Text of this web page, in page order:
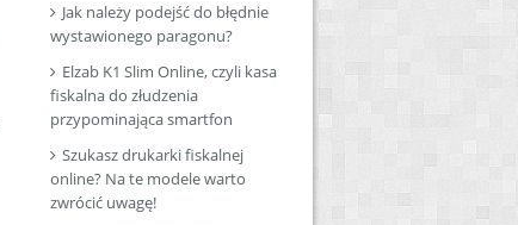
Jak należy podejść do błędnie
wystawionego paragonu?
Elzab K1 Slim Online, czyli kasa
fiskalna do złudzenia
przypominająca smartfon
Szukasz drukarki fiskalnej
online? Na te modele warto
zwrócić uwagę!